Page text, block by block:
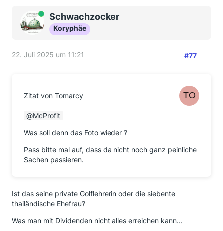
OnlineSchwachzocker
Koryphäe
22. Juli 2025 um 11:21 #77
Zitat von Tomarcy
McProfit
Was soll denn das Foto wieder ?
Pass bitte mal auf, dass da nicht noch ganz peinliche
Sachen passieren.
Ist das seine private Golflehrerin oder die siebente
thailändische Ehefrau?
Was man mit Dividenden nicht alles erreichen kann...